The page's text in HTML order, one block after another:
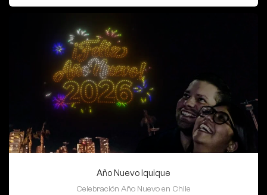
Año Nuevo Iquique
Celebración Año Nuevo en Chile